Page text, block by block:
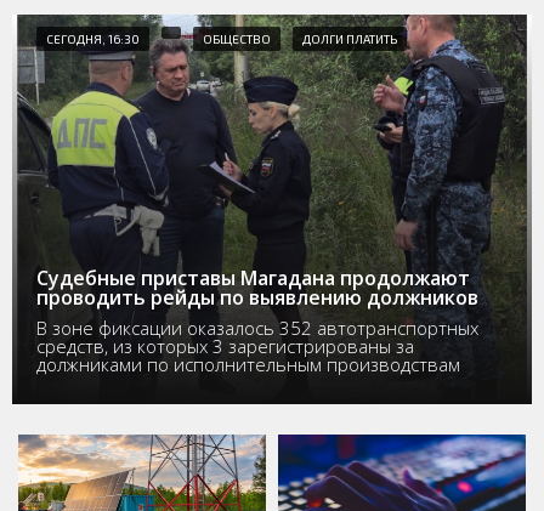
СЕГОДНЯ, 16:30 ОБЩЕСТВО ДОЛГИ ПЛАТИТЬ
Судебные приставы Магадана продолжают
проводить рейды по выявлению должников
В зоне фиксации оказалось 352 автотранспортных
средств, из которых 3 зарегистрированы за
должниками по исполнительным производствам